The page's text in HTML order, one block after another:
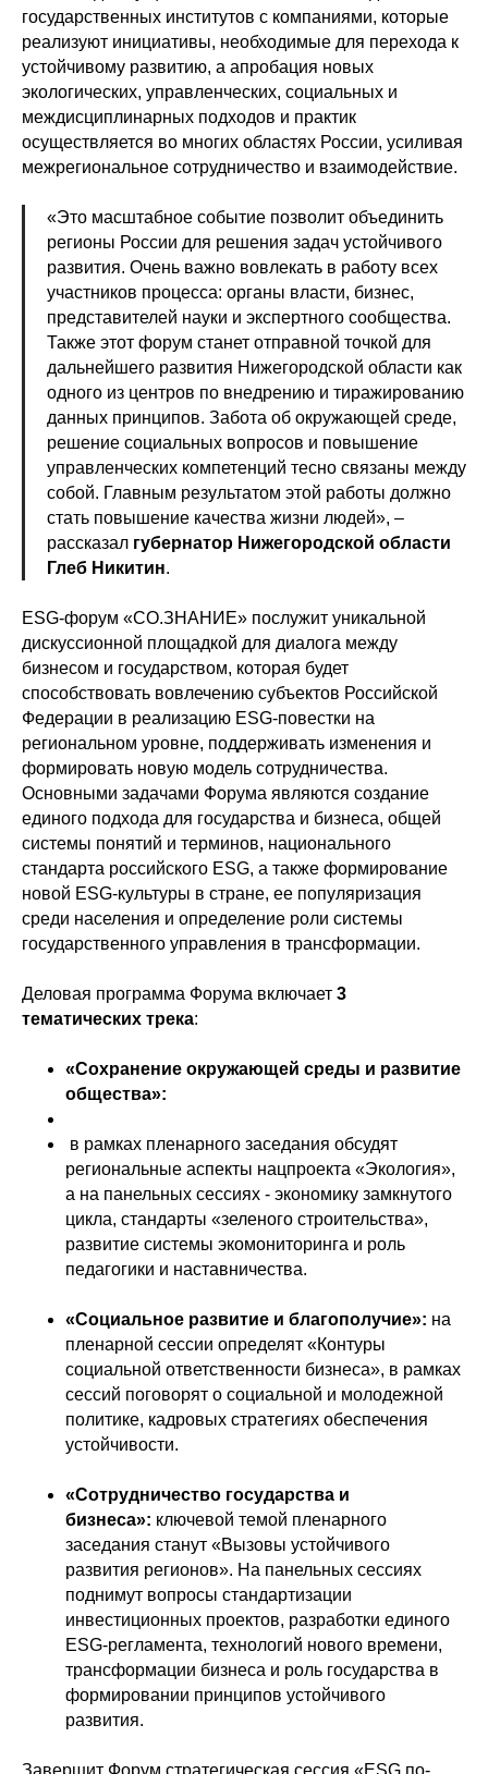
государственных институтов с компаниями, которые
реализуют инициативы, необходимые для перехода к
устойчивому развитию, а апробация новых
экологических, управленческих, социальных и
междисциплинарных подходов и практик
осуществляется во многих областях России, усиливая
межрегиональное сотрудничество и взаимодействие.
«Это масштабное событие позволит объединить
регионы России для решения задач устойчивого
развития. Очень важно вовлекать в работу всех
участников процесса: органы власти, бизнес,
представителей науки и экспертного сообщества.
Также этот форум станет отправной точкой для
дальнейшего развития Нижегородской области как
одного из центров по внедрению и тиражированию
данных принципов. Забота об окружающей среде,
решение социальных вопросов и повышение
управленческих компетенций тесно связаны между
собой. Главным результатом этой работы должно
стать повышение качества жизни людей», –
рассказал губернатор Нижегородской области
Глеб Никитин.
ESG-форум «СО.ЗНАНИЕ» послужит уникальной
дискуссионной площадкой для диалога между
бизнесом и государством, которая будет
способствовать вовлечению субъектов Российской
Федерации в реализацию ESG-повестки на
региональном уровне, поддерживать изменения и
формировать новую модель сотрудничества.
Основными задачами Форума являются создание
единого подхода для государства и бизнеса, общей
системы понятий и терминов, национального
стандарта российского ESG, а также формирование
новой ESG-культуры в стране, ее популяризация
среди населения и определение роли системы
государственного управления в трансформации.
Деловая программа Форума включает 3
тематических трека:
«Сохранение окружающей среды и развитие
общества»:
в рамках пленарного заседания обсудят
региональные аспекты нацпроекта «Экология»,
а на панельных сессиях - экономику замкнутого
цикла, стандарты «зеленого строительства»,
развитие системы экомониторинга и роль
педагогики и наставничества.
«Социальное развитие и благополучие»: на
пленарной сессии определят «Контуры
социальной ответственности бизнеса», в рамках
сессий поговорят о социальной и молодежной
политике, кадровых стратегиях обеспечения
устойчивости.
«Сотрудничество государства и
бизнеса»: ключевой темой пленарного
заседания станут «Вызовы устойчивого
развития регионов». На панельных сессиях
поднимут вопросы стандартизации
инвестиционных проектов, разработки единого
ESG-регламента, технологий нового времени,
трансформации бизнеса и роль государства в
формировании принципов устойчивого
развития.
Завершит Форум стратегическая сессия «ESG по-